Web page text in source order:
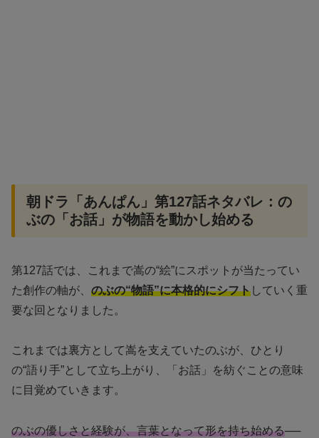
朝ドラ「あんぱん」第127話ネタバレ：の
ぶの「お話」が物語を動かし始める
第127話では、これまで嵩の“絵”にスポットが当たってい
た創作の軸が、 のぶの“物語”に本格的にシフトしていく重
要な回となりました。
これまでは裏方として嵩を支えていたのぶが、ひとり
の“語り手”として立ち上がり、「お話」を紡ぐことの意味
に目覚めていきます。
のぶの優しさと経験が、言葉となって形を持ち始める──